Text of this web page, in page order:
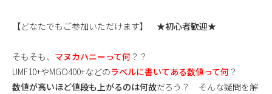
【どなたでもご参加いただけます】 ★初心者歓迎★
そもそも、 マヌカハニーって何 ？？
UMF10+やMGO400+などのラベルに書いてある数値って何 ？
数値が高いほど値段も上がるのは何故だろう？ そんな疑問を解